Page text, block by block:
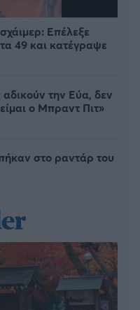
Επέλεξε
49 και κατέγραψε
την Εύα, δεν
ο Μπραντ Πιτ»
στο ραντάρ του